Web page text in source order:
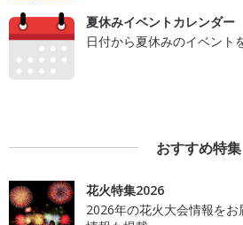
夏休みイベントカレンダー
日付から夏休みのイベント
おすすめ特集
花火特集2026
2026年の花火大会情報を